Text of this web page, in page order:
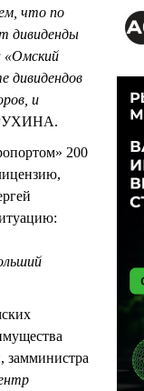
что по
дивиденды
«Омский
дивидендов
и
200
замминистра